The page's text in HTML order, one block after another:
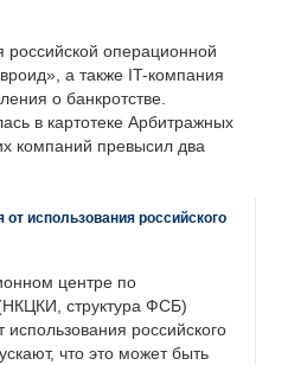
российской операционной
а также IT-компания
о банкротстве.
в картотеке Арбитражных
компаний превысил два
использования российского
центре по
структура ФСБ)
использования российского
что это может быть